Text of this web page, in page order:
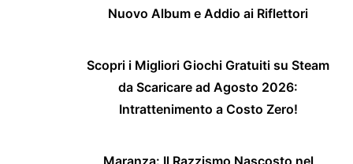
Nuovo Album e Addio ai Riflettori
Scopri i Migliori Giochi Gratuiti su Steam
da Scaricare ad Agosto 2026:
Intrattenimento a Costo Zero!
Maranza: Il Razzismo Nascosto nel